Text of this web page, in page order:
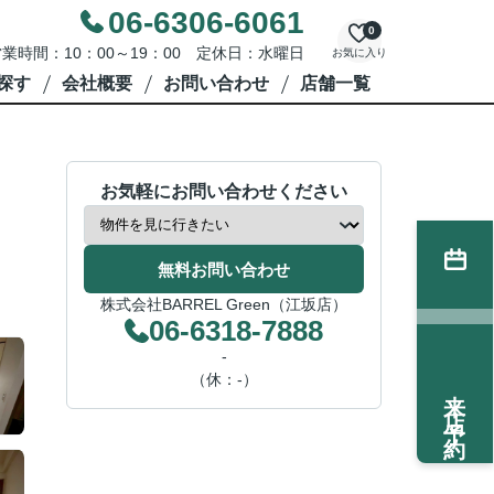
06-6306-6061
時間：10：00～19：00 定休日：水曜日 お気に入り
0
す 会社概要 お問い合わせ 店舗一覧
お気軽にお問い合わせください
無料お問い合わせ
株式会社BARREL Green（江坂店）
06-6318-7888
-
（休：-）
来店予約